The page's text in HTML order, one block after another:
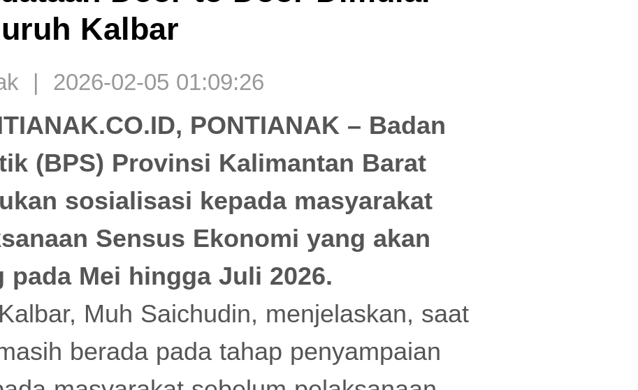
Kalbar
| 2026-02-05 01:09:26
PONTIANAK – Badan
(BPS) Provinsi Kalimantan Barat
sosialisasi kepada masyarakat
Sensus Ekonomi yang akan
pada Mei hingga Juli 2026.
Muh Saichudin, menjelaskan, saat
berada pada tahap penyampaian